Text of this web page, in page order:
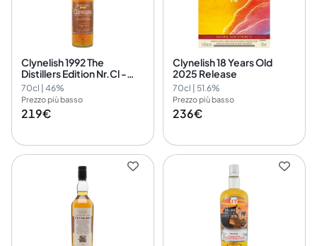
Clynelish 1992 The
Distillers Edition Nr.Cl -
Br:170 - 2g
70cl | 46%
Prezzo più basso
219€
Clynelish 18 Years Old
2025 Release
70cl | 51.6%
Prezzo più basso
236€